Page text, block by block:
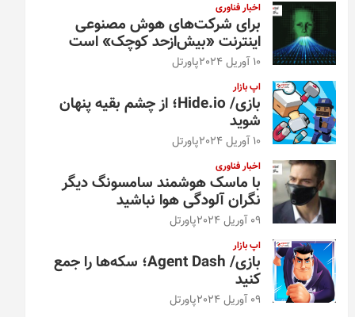
اخبار فناوری
برای شرکت‌های هوش مصنوعی
اینترنت «بیش‌از‌حد کوچک» است
10 آوریل 2024 پاورتل
اپ بازار
بازی/ Hide.io؛ از چشم بقیه پنهان
شوید
10 آوریل 2024 پاورتل
اخبار فناوری
با ماسک هوشمند سامسونگ دیگر
نگران آلودگی هوا نباشید
09 آوریل 2024 پاورتل
اپ بازار
بازی/ Agent Dash؛ سکه‌ها را جمع
کنید
09 آوریل 2024 پاورتل